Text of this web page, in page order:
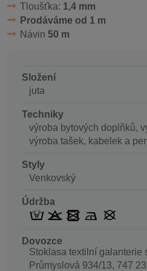
Tloušťka: 1,4 mm
Prodáváme od 1 m
Návin 50 m
Složení
juta
Techniky
výroba bytových doplňků,
výroba tašek, kabelek a
Styly
Venkovský
Údržba
Dovozce
Stoklasa textilní galanterie
Průmyslová 934/13, 747